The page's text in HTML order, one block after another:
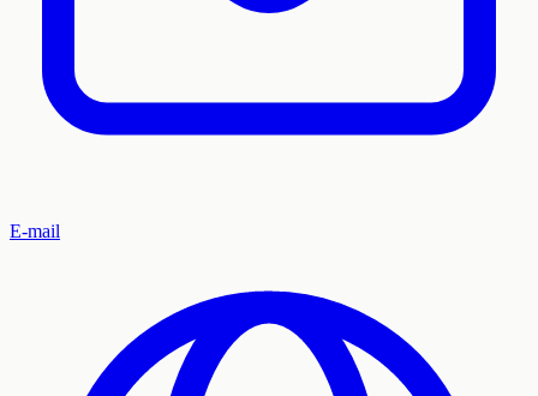
E-mail